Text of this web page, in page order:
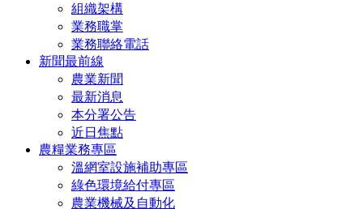
組織架構
業務職掌
業務聯絡電話
新聞最前線
農業新聞
最新消息
本分署公告
近日焦點
農糧業務專區
溫網室設施補助專區
綠色環境給付專區
農業機械及自動化